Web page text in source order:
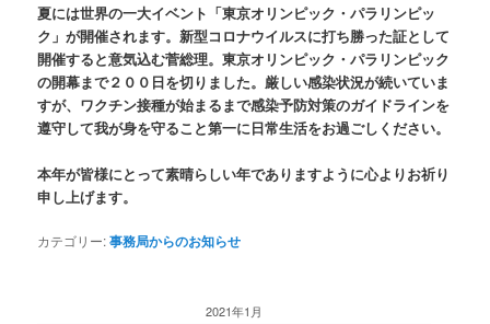
夏には世界の一大イベント「東京オリンピック・パラリンピッ
ク」が開催されます。新型コロナウイルスに打ち勝った証として
開催すると意気込む菅総理。東京オリンピック・パラリンピック
の開幕まで２００日を切りました。厳しい感染状況が続いていま
すが、ワクチン接種が始まるまで感染予防対策のガイドラインを
遵守して我が身を守ること第一に日常生活をお過ごしください。
本年が皆様にとって素晴らしい年でありますように心よりお祈り
申し上げます。
カテゴリー:事務局からのお知らせ
2021年1月